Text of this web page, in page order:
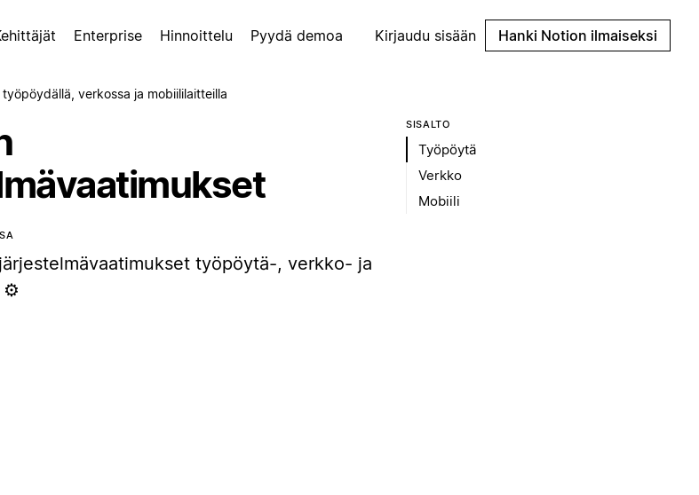
Enterprise Hinnoittelu Pyydä demoa Kirjaudu sisään Hanki Notion ilmaiseksi
verkossa ja mobiililaitteilla
työpöytä-, verkko- ja
⚙️
SISÄLTÖ
Työpöytä
Verkko
Mobiili